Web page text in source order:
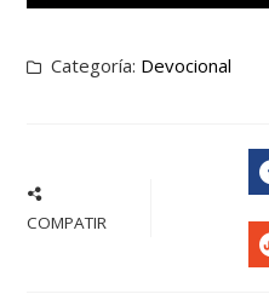
Categoría: Devocional
COMPATIR